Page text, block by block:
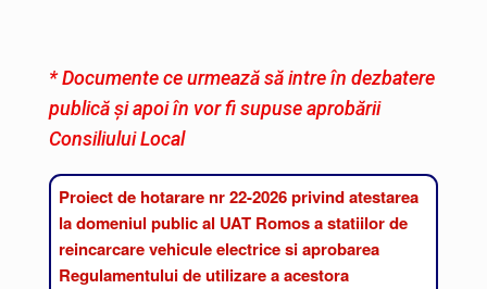
* Documente ce urmează să intre în dezbatere
publică și apoi în vor fi supuse aprobării
Consiliului Local
Proiect de hotarare nr 22-2026 privind atestarea
la domeniul public al UAT Romos a statiilor de
reincarcare vehicule electrice si aprobarea
Regulamentului de utilizare a acestora